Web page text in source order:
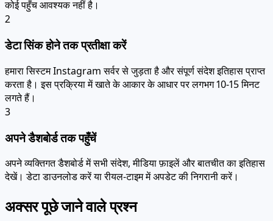
कोई पहुँच आवश्यक नहीं है।
2
डेटा सिंक होने तक प्रतीक्षा करें
हमारा सिस्टम Instagram सर्वर से जुड़ता है और संपूर्ण संदेश इतिहास प्राप्त
करता है। इस प्रक्रिया में खाते के आकार के आधार पर लगभग 10-15 मिनट
लगते हैं।
3
अपने डैशबोर्ड तक पहुँचें
अपने व्यक्तिगत डैशबोर्ड में सभी संदेश, मीडिया फ़ाइलें और बातचीत का इतिहास
देखें। डेटा डाउनलोड करें या रीयल-टाइम में अपडेट की निगरानी करें।
अक्सर पूछे जाने वाले प्रश्न